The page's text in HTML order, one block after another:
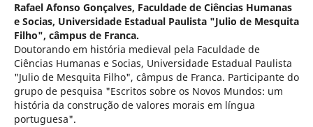
Rafael Afonso Gonçalves, Faculdade de Ciências Humanas
e Socias, Universidade Estadual Paulista "Julio de Mesquita
Filho", câmpus de Franca.
Doutorando em história medieval pela Faculdade de
Ciências Humanas e Socias, Universidade Estadual Paulista
"Julio de Mesquita Filho", câmpus de Franca. Participante do
grupo de pesquisa "Escritos sobre os Novos Mundos: um
história da construção de valores morais em língua
portuguesa".